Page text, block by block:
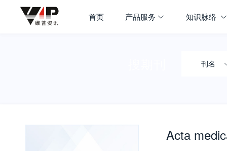
首页 产品服务 知识脉络
刊名
Acta